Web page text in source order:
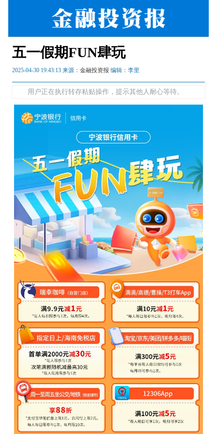
五一假期FUN肆玩
2025-04-30 19:43:13 来源：金融投资报 编辑：李里
用户正在执行转存粘贴操作，提示其他人耐心等待。